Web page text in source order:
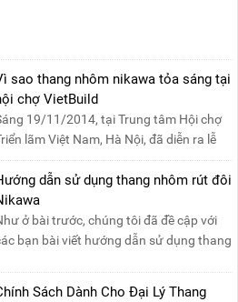
sao thang nhôm nikawa tỏa sáng tại
chợ VietBuild
19/11/2014, tại Trung tâm Hội chợ
lãm Việt Nam, Hà Nội, đã diễn ra lễ
mạc “Triể....
dẫn sử dụng thang nhôm rút đôi
ở bài trước, chúng tôi đã đề cập với
bạn bài viết hướng dẫn sử dụng thang
Sách Dành Cho Đại Lý Thang